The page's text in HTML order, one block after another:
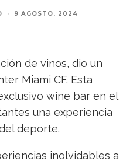
· 9 AGOSTO, 2024
de vinos, dio un
Miami CF. Esta
wine bar en el
una experiencia
deporte.
inolvidables a